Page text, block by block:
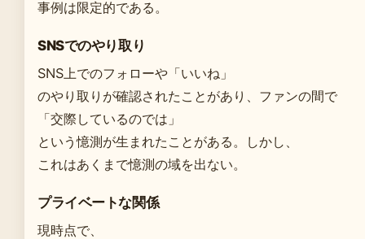
事例は限定的である。
SNSでのやり取り
SNS上でのフォローや「いいね」
のやり取りが確認されたことがあり、ファンの間で
「交際しているのでは」
という憶測が生まれたことがある。しかし、
これはあくまで憶測の域を出ない。
プライベートな関係
現時点で、